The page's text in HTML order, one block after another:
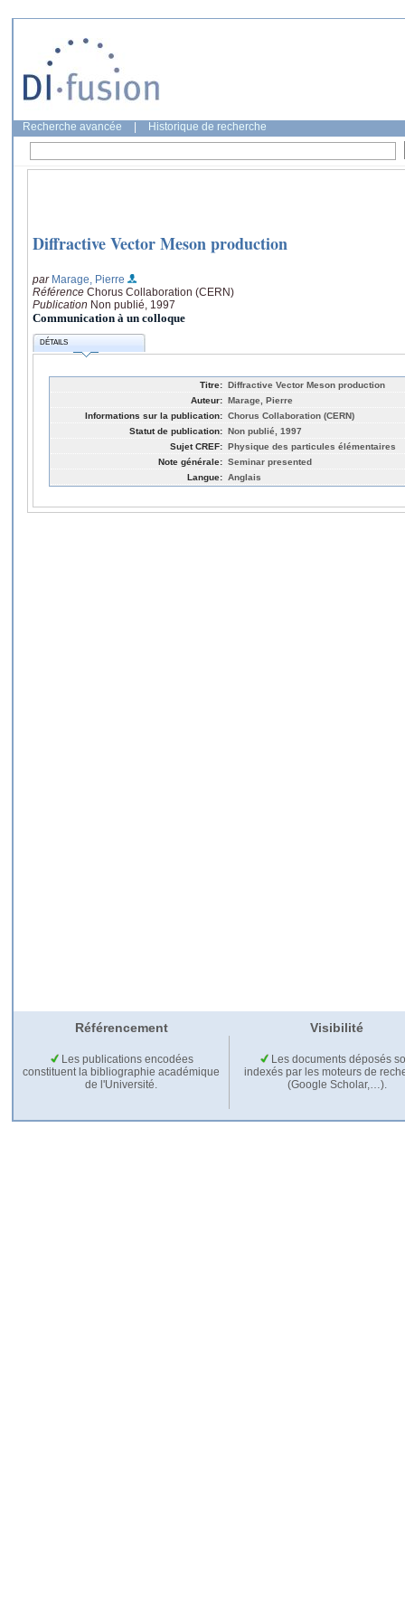
Recherche avancée Historique de recherche
Diffractive Vector Meson production
par Marage, Pierre
Référence Chorus Collaboration (CERN)
Publication Non publié, 1997
Communication à un colloque
DÉTAILS
Titre: Diffractive Vector Meson production
Auteur: Marage, Pierre
Informations sur la publication: Chorus Collaboration (CERN)
Statut de publication: Non publié, 1997
Sujet CREF: Physique des particules élémentaires
Note générale: Seminar presented
Langue: Anglais
Référencement Visibilité
Les publications encodées
constituent la bibliographie académique
de l'Université.
Les documents déposés
indexés par les moteurs de
(Google Scholar,…).